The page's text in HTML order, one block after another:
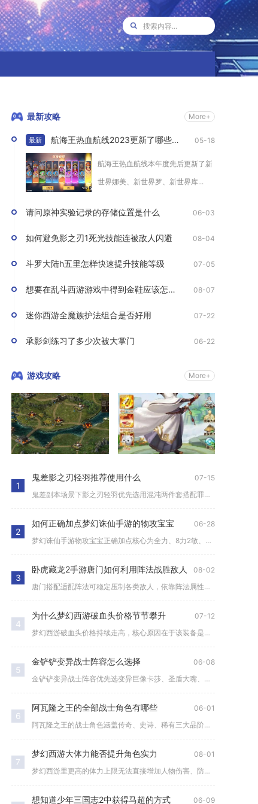
最新攻略 More+
最新 航海王热血航线2023更新了哪些角色 05-18
航海王热血航线本年度先后更新了新
世界娜美、新世界罗、新世界库...
请问原神实验记录的存储位置是什么 06-03
如何避免影之刃1死光技能连被敌人闪避 08-04
斗罗大陆h五里怎样快速提升技能等级 07-05
想要在乱斗西游游戏中得到金鞋应该怎么办 08-07
迷你西游全魔族护法组合是否好用 07-22
承影剑练习了多少次被大掌门 06-22
游戏攻略 More+
1
鬼差影之刃轻羽推荐使用什么
07-15
鬼差副本场景下影之刃轻羽优先选用混沌两件套搭配罪业主武器、魔...
2
如何正确加点梦幻诛仙手游的物攻宝宝
06-28
梦幻诛仙手游物攻宝宝正确加点核心为全力、8力2敏、7力2体1...
3
卧虎藏龙2手游唐门如何利用阵法战胜敌人
08-02
唐门搭配适配阵法可稳定压制各类敌人，依靠阵法属性加成、站位机...
4
为什么梦幻西游破血头价格节节攀升
07-12
梦幻西游破血头价格持续走高，核心原因在于该装备是全物理系通吃...
5
金铲铲变异战士阵容怎么选择
06-08
金铲铲变异战士阵容优先选变异巨像卡莎、圣盾大嘴、变异大虫子三...
6
阿瓦隆之王的全部战士角色有哪些
06-01
阿瓦隆之王的战士角色涵盖传奇、史诗、稀有三大品阶，核心传奇战...
7
梦幻西游大体力能否提升角色实力
08-01
梦幻西游里更高的体力上限无法直接增加人物伤害、防御、速度这类...
想知道少年三国志2中获得马超的方式 06-09